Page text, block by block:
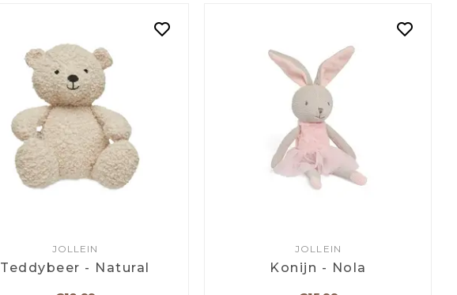
JOLLEIN
Teddybeer - Natural
JOLLEIN
Konijn - Nola